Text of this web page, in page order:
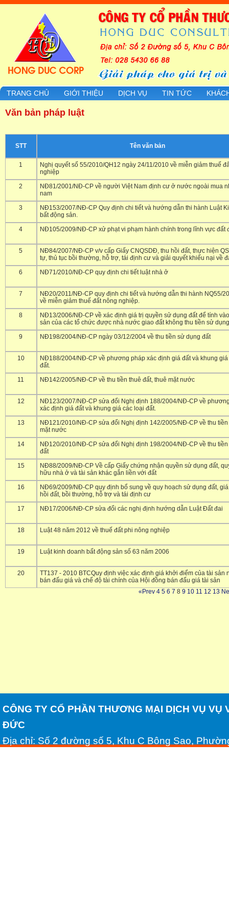
TRANG CHỦ GIỚI THIỆU DỊCH VỤ TIN TỨC
Văn bản pháp luật
STT Tên văn bản
1
Nghị quyết số 55/2010/QH12 ngày 24/11/2010 về miễn giảm thuế
nghiệp
2
NĐ81/2001/NĐ-CP về người Việt Nam định cư ở nước ngoài mua
nam
3
NĐ153/2007/NĐ-CP Quy định chi tiết và hướng dẫn thi hành Luật
bất động sản.
4
NĐ105/2009/NĐ-CP xử phạt vi phạm hành chính trong lĩnh vực đất
5
NĐ84/2007/NĐ-CP v/v cấp Giấy CNQSDĐ, thu hồi đất, thực hiện
tự, thủ tục bồi thường, hỗ trợ, tái định cư và giải quyết khiếu nại về
6
NĐ71/2010/NĐ-CP quy định chi tiết luật nhà ở
7
NĐ20/2011/NĐ-CP quy định chi tiết và hướng dẫn thi hành NQ55/
về miễn giảm thuế đất nông nghiệp.
8
NĐ13/2006/NĐ-CP về xác định giá trị quyền sử dụng đất để tính
sản của các tổ chức được nhà nước giao đất không thu tiền sử
9
NĐ198/2004/NĐ-CP ngày 03/12/2004 về thu tiền sử dụng đất
10
NĐ188/2004/NĐ-CP về phương pháp xác định giá đất và khung
đất.
11
NĐ142/2005/NĐ-CP về thu tiền thuê đất, thuê mặt nước
12
NĐ123/2007/NĐ-CP sửa đổi Nghị định 188/2004/NĐ-CP về
xác định giá đất và khung giá các loại đất.
13
NĐ121/2010/NĐ-CP sửa đổi Nghị định 142/2005/NĐ-CP về thu tiền
mặt nước
14
NĐ120/2010/NĐ-CP sửa đổi Nghị định 198/2004/NĐ-CP về thu
đất
15
NĐ88/2009/NĐ-CP Về cấp Giấy chứng nhận quyền sử dụng đất,
hữu nhà ở và tài sản khác gắn liền với đất
16
NĐ69/2009/NĐ-CP quy định bổ sung về quy hoạch sử dụng đất,
hồi đất, bồi thường, hỗ trợ và tái định cư
17
NĐ17/2006/NĐ-CP sửa đổi các nghị định hướng dẫn Luật Đất đai
18 Luật 48 năm 2012 về thuế đất phi nông nghiệp
19 Luật kinh doanh bất động sản số 63 năm 2006
20
TT137 - 2010 BTCQuy định việc xác định giá khởi điểm của tài sản
bán đấu giá và chế độ tài chính của Hội đồng bán đấu giá tài sản
«Prev 4 5 6 7 8 9 10 11 12 13
CÔNG TY CỔ PHẦN THƯƠNG MẠI DỊCH VỤ VỤ
ĐỨC
Địa chỉ: Số 2 đường số 5, Khu C Bông Sao,